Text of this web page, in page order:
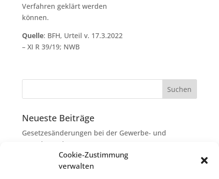
Cookie-Zustimmung
verwalten
Verfahren geklärt werden
können.
Quelle: BFH, Urteil v. 17.3.2022
– XI R 39/19; NWB
Neueste Beiträge
Gesetzesänderungen bei der Gewerbe- und
Grunderwerbsteuer
Erbschaftsteuer: Rechtsanwaltskosten bei Streit über
Erbauseinandersetzung als